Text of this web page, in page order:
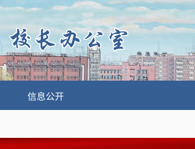
信息公开